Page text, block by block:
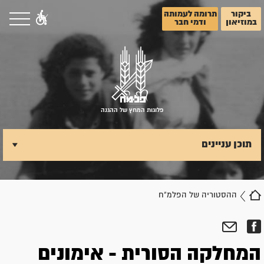
ביקור
במוזיאון
תרומה לעמותה
ודמי חבר
פלוגות המחץ של ההגנה
ההסטוריה של הפלמ"ח
תוכן עניינים
המחלקה הסורית - אימונים